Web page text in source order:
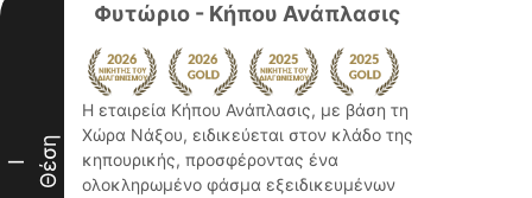
I Θέση
Φυτώριο - Κήπου Ανάπλασις
Η εταιρεία Κήπου Ανάπλασις, με βάση τη
Χώρα Νάξου, ειδικεύεται στον κλάδο της
κηπουρικής, προσφέροντας ένα
ολοκληρωμένο φάσμα εξειδικευμένων